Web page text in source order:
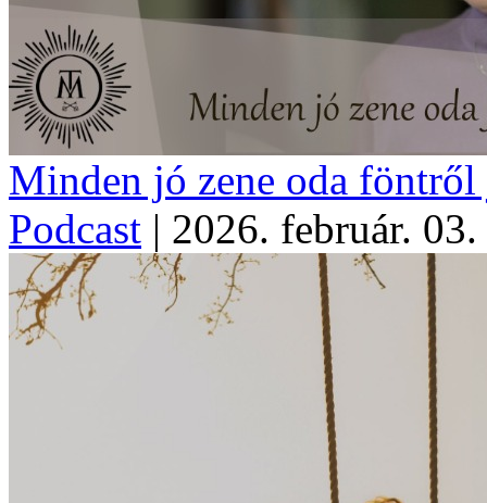
Minden jó zene oda
Podcast | 2026. február.